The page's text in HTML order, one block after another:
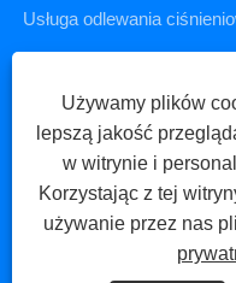
Usługa odlewania
SKONTAKTUJ SIĘ Z NAMI
Tel: +86-18020762237
E-mail:
Adres: Budynek A9,
Używamy plików
lepszą jakość
w witrynie i
Korzystając z tej
używanie przez nas